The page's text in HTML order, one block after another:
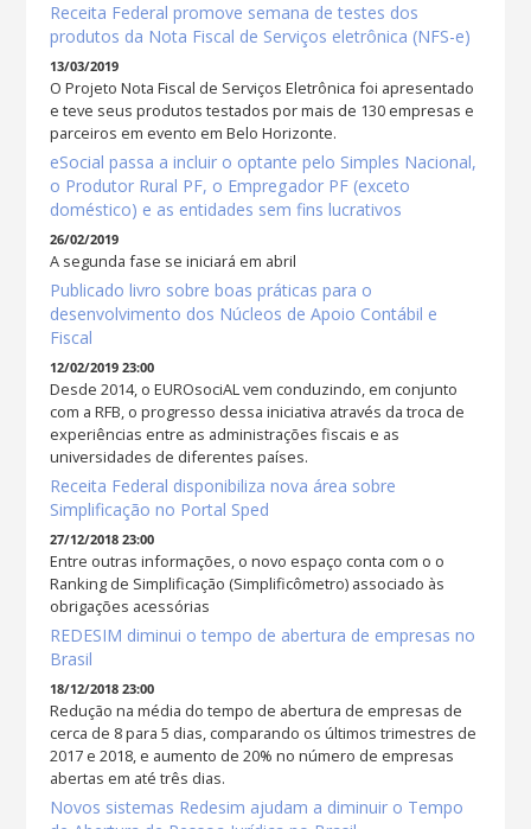
Receita Federal promove semana de testes dos
produtos da Nota Fiscal de Serviços eletrônica (NFS-e)
13/03/2019
O Projeto Nota Fiscal de Serviços Eletrônica foi apresentado
e teve seus produtos testados por mais de 130 empresas e
parceiros em evento em Belo Horizonte.
eSocial passa a incluir o optante pelo Simples Nacional,
o Produtor Rural PF, o Empregador PF (exceto
doméstico) e as entidades sem fins lucrativos
26/02/2019
A segunda fase se iniciará em abril
Publicado livro sobre boas práticas para o
desenvolvimento dos Núcleos de Apoio Contábil e
Fiscal
12/02/2019 23:00
Desde 2014, o EUROsociAL vem conduzindo, em conjunto
com a RFB, o progresso dessa iniciativa através da troca de
experiências entre as administrações fiscais e as
universidades de diferentes países.
Receita Federal disponibiliza nova área sobre
Simplificação no Portal Sped
27/12/2018 23:00
Entre outras informações, o novo espaço conta com o o
Ranking de Simplificação (Simplificômetro) associado às
obrigações acessórias
REDESIM diminui o tempo de abertura de empresas no
Brasil
18/12/2018 23:00
Redução na média do tempo de abertura de empresas de
cerca de 8 para 5 dias, comparando os últimos trimestres de
2017 e 2018, e aumento de 20% no número de empresas
abertas em até três dias.
Novos sistemas Redesim ajudam a diminuir o Tempo